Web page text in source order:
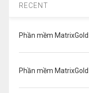
RECENT
Phần mềm
Phần mềm MatrixGold